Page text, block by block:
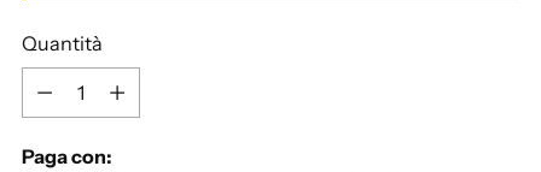
Quantità
Quantità
Paga con: